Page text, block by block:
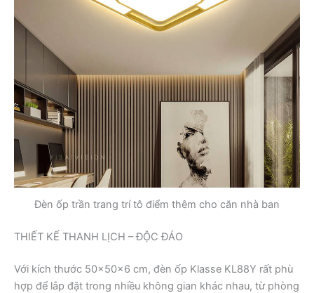
Đèn ốp trần trang trí tô điểm thêm cho căn nhà ban
THIẾT KẾ THANH LỊCH – ĐỘC ĐÁO
Với kích thước 50x50x6 cm, đèn ốp Klasse KL88Y rất phù
hợp để lắp đặt trong nhiều không gian khác nhau, từ phòng